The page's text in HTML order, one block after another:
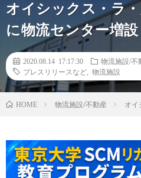
オイシックス・ラ
に物流センター増設
2020.08.14 17:17:30
物流施設/不
プレスリリースなど
物流施設
HOME 物流施設/不動産 オイ